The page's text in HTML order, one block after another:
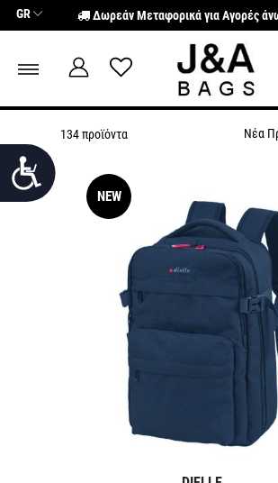
Σημείωση:
Αυτός
περιλαμβάνει
προσβασιμότητας.
Προσιτότητα
GR Δωρεάν Μεταφορικά για Αγορές
134 προϊόντα Νέα
NEW